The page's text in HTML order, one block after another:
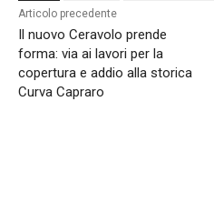
Articolo precedente
Il nuovo Ceravolo prende
forma: via ai lavori per la
copertura e addio alla storica
Curva Capraro